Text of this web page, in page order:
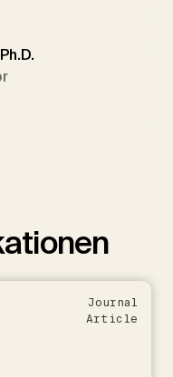
Journal
Article